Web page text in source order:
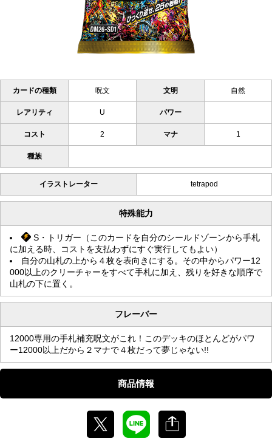
カードの種類 呪文 文明 自然
レアリティ U パワー
コスト 2 マナ 1
種族
イラストレーター tetrapod
特殊能力
S・トリガー（このカードを自分のシールドゾーンから手札
に加える時、コストを支払わずにすぐ実行してもよい）
自分の山札の上から４枚を表向きにする。その中からパワー12
000以上のクリーチャーをすべて手札に加え、残りを好きな順序で
山札の下に置く。
フレーバー
12000専用の手札補充呪文がこれ！このデッキのほとんどがパワ
ー12000以上だから２マナで４枚だって夢じゃない!!
商品情報